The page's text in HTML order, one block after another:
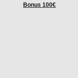
Bonus 100€